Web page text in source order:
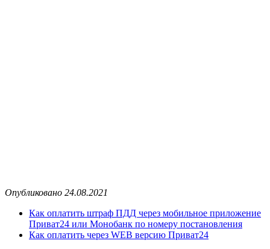
Опубликовано 24.08.2021
Как оплатить штраф ПДД через мобильное приложение
Приват24 или Монобанк по номеру постановления
Как оплатить через WEB версию Приват24